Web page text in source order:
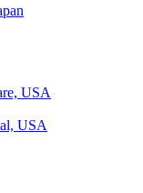
USA
USA